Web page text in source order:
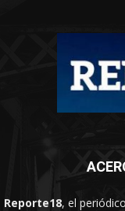
Reporte18, el